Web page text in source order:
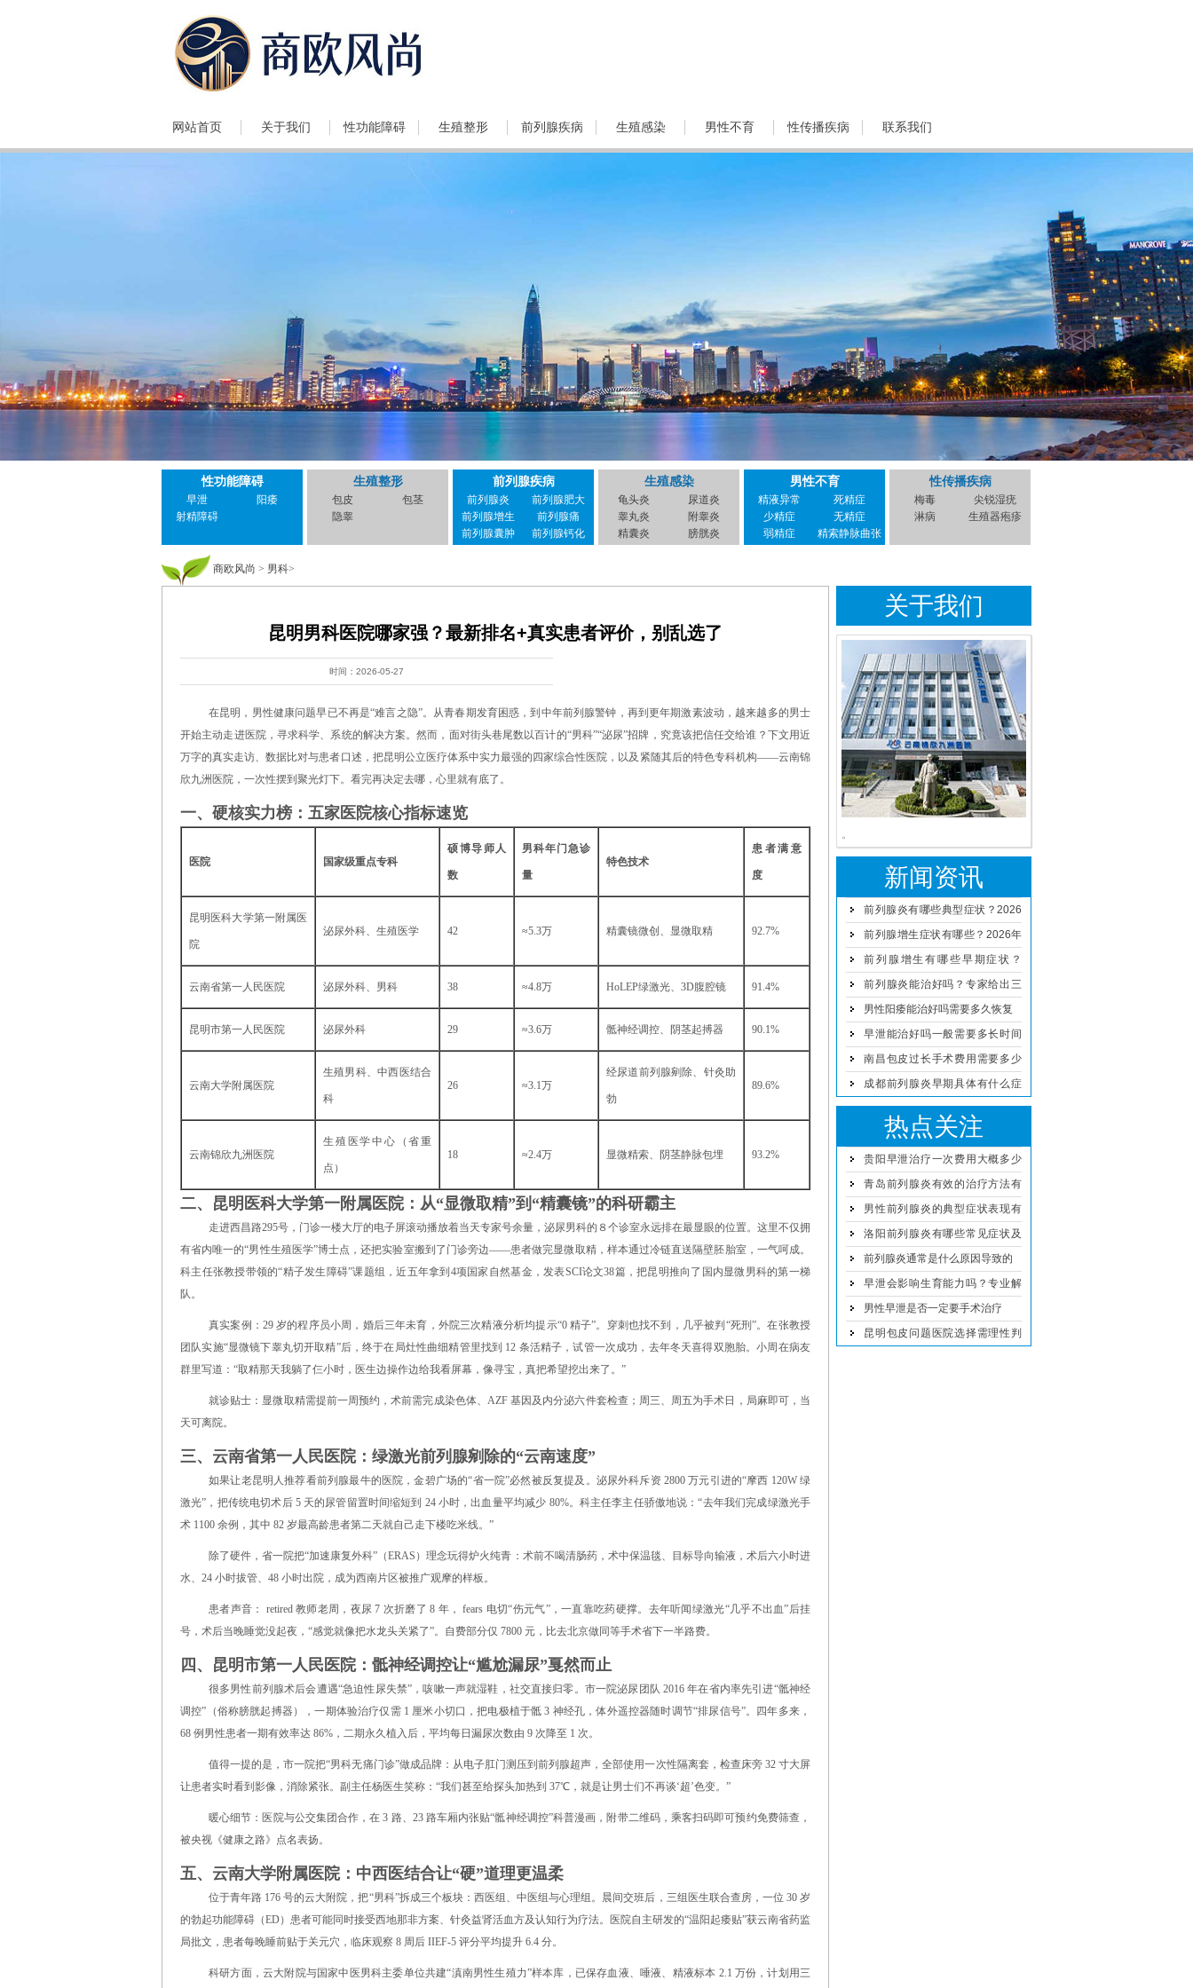
网站首页 关于我们 性功能障碍 生殖整形 前列腺疾病 生殖感染 男性不育 性传播疾病 联系我们
性功能障碍
早泄
阳痿
射精障碍
生殖整形
包皮
包茎
隐睾
前列腺疾病
前列腺炎
前列腺肥大
前列腺增生
前列腺痛
前列腺囊肿
前列腺钙化
生殖感染
龟头炎
尿道炎
睾丸炎
附睾炎
精囊炎
膀胱炎
男性不育
精液异常
死精症
少精症
无精症
弱精症
精索静脉曲张
性传播疾病
梅毒
尖锐湿疣
淋病
生殖器疱疹
商欧风尚 > 男科>
昆明男科医院哪家强？最新排名+真实患者评价，别乱选了
时间：2026-05-27
在昆明，男性健康问题早已不再是“难言之隐”。从青春期发育困惑，到中年前列腺警钟，再到更年期激素波动，越来越多的男士
开始主动走进医院，寻求科学、系统的解决方案。然而，面对街头巷尾数以百计的“男科”“泌尿”招牌，究竟该把信任交给谁？下文用近
万字的真实走访、数据比对与患者口述，把昆明公立医疗体系中实力最强的四家综合性医院，以及紧随其后的特色专科机构——云南锦
欣九洲医院，一次性摆到聚光灯下。看完再决定去哪，心里就有底了。
一、硬核实力榜：五家医院核心指标速览
医院 国家级重点专科
硕博导师人
数
男科年门急诊
量
特色技术
患者满意
度
昆明医科大学第一附属医
院
泌尿外科、生殖医学 42 ≈5.3万 精囊镜微创、显微取精 92.7%
云南省第一人民医院 泌尿外科、男科 38 ≈4.8万 HoLEP绿激光、3D腹腔镜 91.4%
昆明市第一人民医院 泌尿外科 29 ≈3.6万 骶神经调控、阴茎起搏器 90.1%
云南大学附属医院
生殖男科、中西医结合
科
26 ≈3.1万
经尿道前列腺剜除、针灸助
勃
89.6%
云南锦欣九洲医院
生殖医学中心（省重
点）
18 ≈2.4万 显微精索、阴茎静脉包埋 93.2%
二、昆明医科大学第一附属医院：从“显微取精”到“精囊镜”的科研霸主
走进西昌路295号，门诊一楼大厅的电子屏滚动播放着当天专家号余量，泌尿男科的８个诊室永远排在最显眼的位置。这里不仅拥
有省内唯一的“男性生殖医学”博士点，还把实验室搬到了门诊旁边——患者做完显微取精，样本通过冷链直送隔壁胚胎室，一气呵成。
科主任张教授带领的“精子发生障碍”课题组，近五年拿到4项国家自然基金，发表SCI论文38篇，把昆明推向了国内显微男科的第一梯
队。
真实案例：29 岁的程序员小周，婚后三年未育，外院三次精液分析均提示“0 精子”。穿刺也找不到，几乎被判“死刑”。在张教授
团队实施“显微镜下睾丸切开取精”后，终于在局灶性曲细精管里找到 12 条活精子，试管一次成功，去年冬天喜得双胞胎。小周在病友
群里写道：“取精那天我躺了仨小时，医生边操作边给我看屏幕，像寻宝，真把希望挖出来了。”
就诊贴士：显微取精需提前一周预约，术前需完成染色体、AZF 基因及内分泌六件套检查；周三、周五为手术日，局麻即可，当
天可离院。
三、云南省第一人民医院：绿激光前列腺剜除的“云南速度”
如果让老昆明人推荐看前列腺最牛的医院，金碧广场的“省一院”必然被反复提及。泌尿外科斥资 2800 万元引进的“摩西 120W 绿
激光”，把传统电切术后 5 天的尿管留置时间缩短到 24 小时，出血量平均减少 80%。科主任李主任骄傲地说：“去年我们完成绿激光手
术 1100 余例，其中 82 岁最高龄患者第二天就自己走下楼吃米线。”
除了硬件，省一院把“加速康复外科”（ERAS）理念玩得炉火纯青：术前不喝清肠药，术中保温毯、目标导向输液，术后六小时进
水、24 小时拔管、48 小时出院，成为西南片区被推广观摩的样板。
患者声音： retired 教师老周，夜尿 7 次折磨了 8 年， fears 电切“伤元气”，一直靠吃药硬撑。去年听闻绿激光“几乎不出血”后挂
号，术后当晚睡觉没起夜，“感觉就像把水龙头关紧了”。自费部分仅 7800 元，比去北京做同等手术省下一半路费。
四、昆明市第一人民医院：骶神经调控让“尴尬漏尿”戛然而止
很多男性前列腺术后会遭遇“急迫性尿失禁”，咳嗽一声就湿鞋，社交直接归零。市一院泌尿团队 2016 年在省内率先引进“骶神经
调控”（俗称膀胱起搏器），一期体验治疗仅需 1 厘米小切口，把电极植于骶 3 神经孔，体外遥控器随时调节“排尿信号”。四年多来，
68 例男性患者一期有效率达 86%，二期永久植入后，平均每日漏尿次数由 9 次降至 1 次。
值得一提的是，市一院把“男科无痛门诊”做成品牌：从电子肛门测压到前列腺超声，全部使用一次性隔离套，检查床旁 32 寸大屏
让患者实时看到影像，消除紧张。副主任杨医生笑称：“我们甚至给探头加热到 37℃，就是让男士们不再谈‘超’色变。”
暖心细节：医院与公交集团合作，在 3 路、23 路车厢内张贴“骶神经调控”科普漫画，附带二维码，乘客扫码即可预约免费筛查，
被央视《健康之路》点名表扬。
五、云南大学附属医院：中西医结合让“硬”道理更温柔
位于青年路 176 号的云大附院，把“男科”拆成三个板块：西医组、中医组与心理组。晨间交班后，三组医生联合查房，一位 30 岁
的勃起功能障碍（ED）患者可能同时接受西地那非方案、针灸益肾活血方及认知行为疗法。医院自主研发的“温阳起痿贴”获云南省药监
局批文，患者每晚睡前贴于关元穴，临床观察 8 周后 IIEF-5 评分平均提升 6.4 分。
科研方面，云大附院与国家中医男科主委单位共建“滇南男性生殖力”样本库，已保存血液、唾液、精液标本 2.1 万份，计划用三
关于我们
。
新闻资讯
前列腺炎有哪些典型症状？2026
年男科专家解读治疗与预防方案
前列腺增生症状有哪些？2026年
男性日常预防与治疗方法详解
前列腺增生有哪些早期症状？
2026年科学治疗与日常护理方法
前列腺炎能治好吗？专家给出三
点建议男性阳痿能治好吗需要多久恢复
早泄能治好吗一般需要多长时间
恢复南昌包皮过长手术费用需要多少
钱
成都前列腺炎早期具体有什么症
状
热点关注
贵阳早泄治疗一次费用大概多少
钱
青岛前列腺炎有效的治疗方法有
哪些男性前列腺炎的典型症状表现有
哪些洛阳前列腺炎有哪些常见症状及
治疗方法
前列腺炎通常是什么原因导致的
早泄会影响生育能力吗？专业解
析
男性早泄是否一定要手术治疗
昆明包皮问题医院选择需理性判